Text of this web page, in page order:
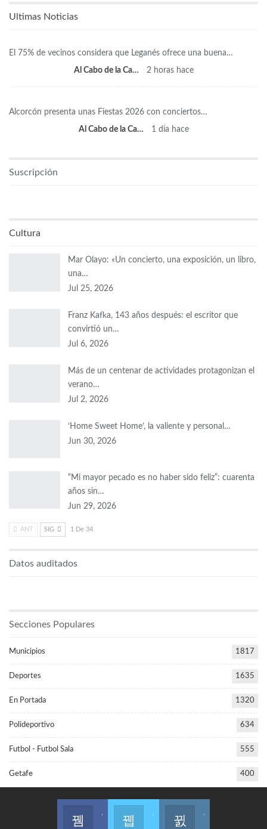
Ultimas Noticias
El 75% de vecinos considera que Leganés ofrece una buena…
Al Cabo de la Calle 2 horas hace
Alcorcón presenta unas Fiestas 2026 con conciertos…
Al Cabo de la Calle 1 día hace
Suscripción
Cultura
Mar Olayo: «Un concierto, una exposición, un libro,
una…
Jul 25, 2026
Franz Kafka, 143 años después: el escritor que
convirtió un…
Jul 6, 2026
Más de un centenar de actividades protagonizan el
verano…
Jul 2, 2026
‘Home Sweet Home’, la valiente y personal…
Jun 30, 2026
“Mi mayor pecado es no haber sido feliz”: cuarenta
años sin…
Jun 29, 2026
ANT SIG 1 De 34
Datos auditados
Secciones Populares
Municipios 1817
Deportes 1635
En Portada 1320
Polideportivo 634
Futbol - Futbol Sala 555
Getafe 400